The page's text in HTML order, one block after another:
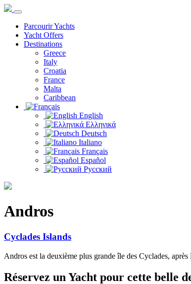
Parcourir Yachts
Yacht Offers
Destinations
Greece
Italy
Croatia
France
Malta
Caribbean
English
Ελληνικά
Deutsch
Italiano
Français
Español
Русский
Andros
Cyclades Islands
Andros est la deuxième plus grande île des Cyclades,
Réservez un Yacht pour cette belle